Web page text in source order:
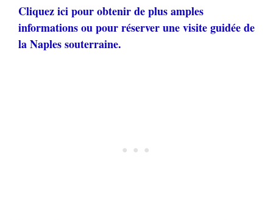
Cliquez ici pour obtenir de plus amples
informations ou pour réserver une visite guidée de
la Naples souterraine.